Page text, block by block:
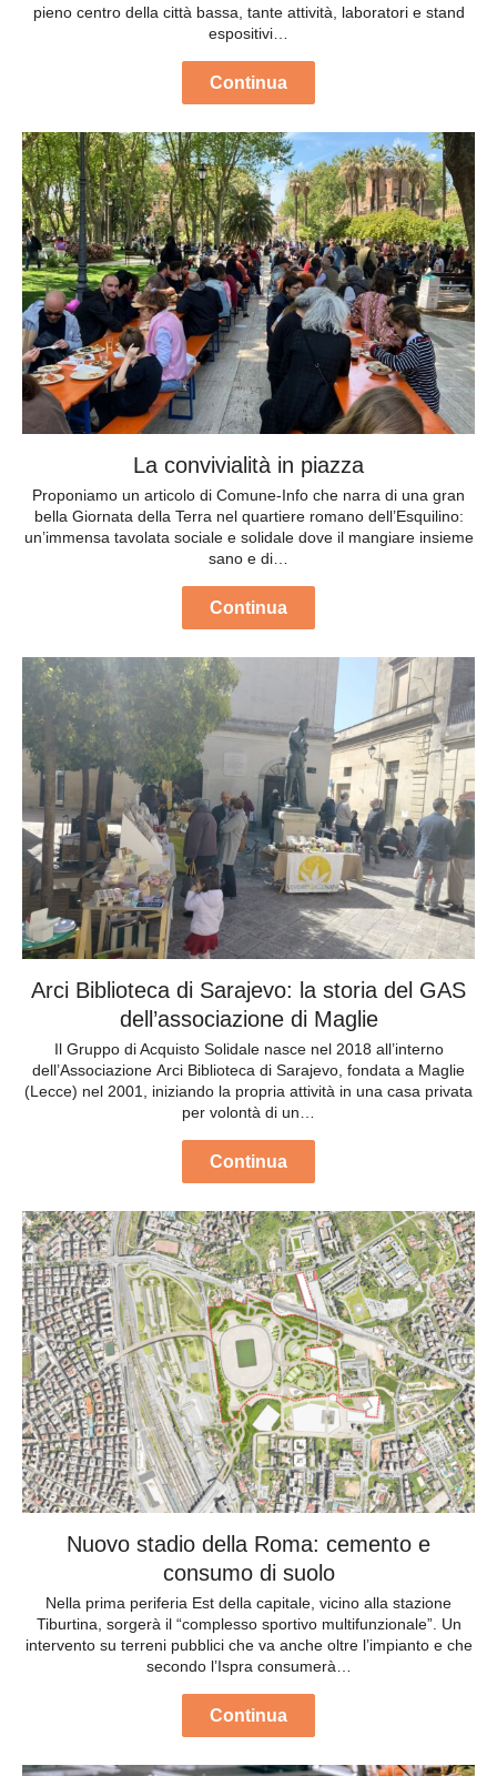
pieno centro della città bassa, tante attività, laboratori e stand
espositivi…
Continua
La convivialità in piazza
Proponiamo un articolo di Comune-Info che narra di una gran
bella Giornata della Terra nel quartiere romano dell’Esquilino:
un’immensa tavolata sociale e solidale dove il mangiare insieme
sano e di…
Continua
Arci Biblioteca di Sarajevo: la storia del GAS
dell’associazione di Maglie
Il Gruppo di Acquisto Solidale nasce nel 2018 all’interno
dell’Associazione Arci Biblioteca di Sarajevo, fondata a Maglie
(Lecce) nel 2001, iniziando la propria attività in una casa privata
per volontà di un…
Continua
Nuovo stadio della Roma: cemento e
consumo di suolo
Nella prima periferia Est della capitale, vicino alla stazione
Tiburtina, sorgerà il “complesso sportivo multifunzionale”. Un
intervento su terreni pubblici che va anche oltre l’impianto e che
secondo l’Ispra consumerà…
Continua